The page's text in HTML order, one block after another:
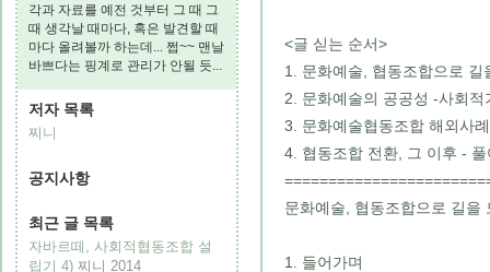
각과 자료를 예전 것부터 그 때 그
때 생각날 때마다, 혹은 발견할 때
마다 올려볼까 하는데... 쩝~~ 맨날
바쁘다는 핑계로 관리가 안될 듯...
저자 목록
찌니
공지사항
최근 글 목록
자바르떼, 사회적협동조합 설
립기 4) 찌니 2014
<글 싣는 순서>
1. 문화예술, 협동조합으로 길
2. 문화예술의 공공성 -사회
3. 문화예술협동조합 해외사례
4. 협동조합 전환, 그 이후 -
문화예술, 협동조합으로 길을
1. 들어가며